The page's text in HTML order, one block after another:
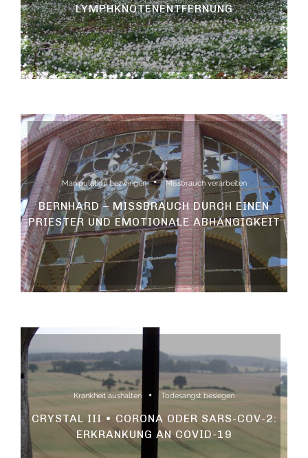
LYMPHKNOTENENTFERNUNG
Manipulation bezwingen Missbrauch verarbeiten
BERNHARD – MISSBRAUCH DURCH EINEN
PRIESTER UND EMOTIONALE ABHÄNGIGKEIT
Krankheit aushalten Todesangst besiegen
CRYSTAL III • CORONA ODER SARS-COV-2:
ERKRANKUNG AN COVID-19